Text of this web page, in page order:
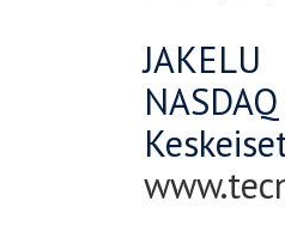
JAKELU